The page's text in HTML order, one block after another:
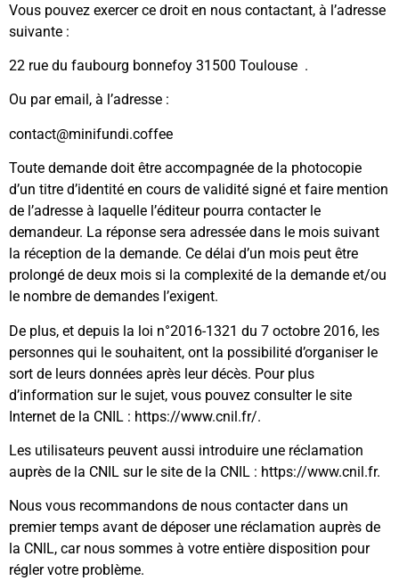
Vous pouvez exercer ce droit en nous contactant, à l’adresse
suivante :
22 rue du faubourg bonnefoy 31500 Toulouse .
Ou par email, à l’adresse :
contact@minifundi.coffee
Toute demande doit être accompagnée de la photocopie
d’un titre d’identité en cours de validité signé et faire mention
de l’adresse à laquelle l’éditeur pourra contacter le
demandeur. La réponse sera adressée dans le mois suivant
la réception de la demande. Ce délai d’un mois peut être
prolongé de deux mois si la complexité de la demande et/ou
le nombre de demandes l’exigent.
De plus, et depuis la loi n°2016-1321 du 7 octobre 2016, les
personnes qui le souhaitent, ont la possibilité d’organiser le
sort de leurs données après leur décès. Pour plus
d’information sur le sujet, vous pouvez consulter le site
Internet de la CNIL : https://www.cnil.fr/.
Les utilisateurs peuvent aussi introduire une réclamation
auprès de la CNIL sur le site de la CNIL : https://www.cnil.fr.
Nous vous recommandons de nous contacter dans un
premier temps avant de déposer une réclamation auprès de
la CNIL, car nous sommes à votre entière disposition pour
régler votre problème.